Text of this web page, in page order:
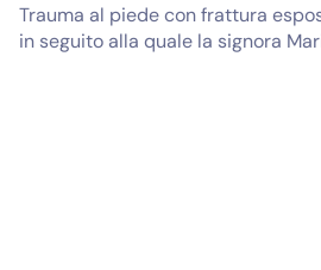
Trauma al piede con frattura
in seguito alla quale la signora